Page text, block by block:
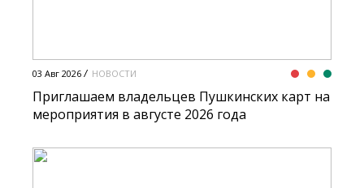
03 Авг 2026 НОВОСТИ
Приглашаем владельцев Пушкинских карт на
мероприятия в августе 2026 года